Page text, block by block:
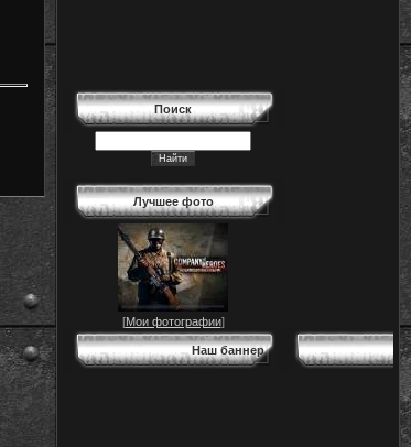
Поиск
Лучшее фото
[Мои фотографии]
Наш баннер